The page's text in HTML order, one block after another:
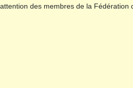
des membres de la Fédération